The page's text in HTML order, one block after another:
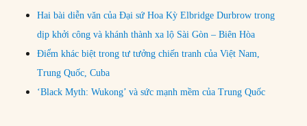
Hai bài diễn văn của Đại sứ Hoa Kỳ Elbridge Durbrow trong
dịp khởi công và khánh thành xa lộ Sài Gòn – Biên Hòa
Điểm khác biệt trong tư tưởng chiến tranh của Việt Nam,
Trung Quốc, Cuba
‘Black Myth: Wukong’ và sức mạnh mềm của Trung Quốc